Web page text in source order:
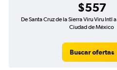
$557
De Santa Cruz de la Sierra Viru Viru Intl
Ciudad de México
Buscar ofertas